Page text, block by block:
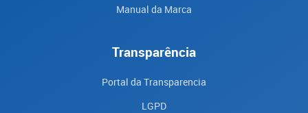
Manual da Marca
Transparência
Portal da Transparencia
LGPD